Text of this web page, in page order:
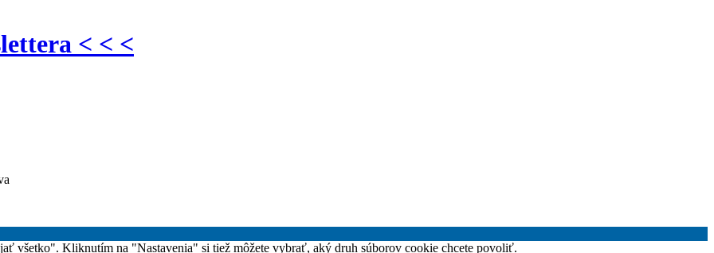
< < <
všetko". Kliknutím na "Nastavenia" si tiež môžete vybrať, aký druh súborov cookie chcete povoliť.